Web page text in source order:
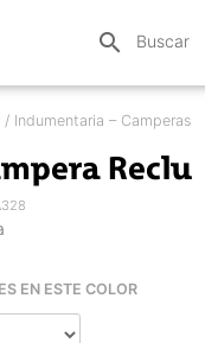
search Buscar
/ Indumentaria – Camperas
Reclu
EN ESTE COLOR